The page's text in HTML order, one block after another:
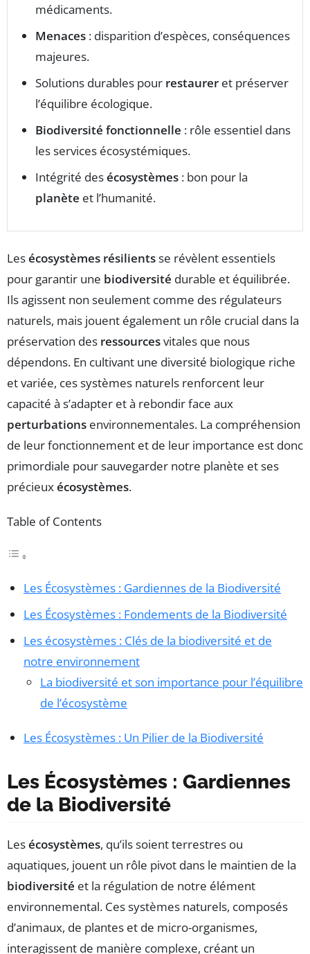
médicaments.
Menaces : disparition d’espèces, conséquences
majeures.
Solutions durables pour restaurer et préserver
l’équilibre écologique.
Biodiversité fonctionnelle : rôle essentiel dans
les services écosystémiques.
Intégrité desécosystèmes : bon pour la
planète et l’humanité.
Lesécosystèmes résilientsse révèlent essentiels
pour garantir une biodiversité durable et équilibrée.
Ils agissent non seulement comme des régulateurs
naturels, mais jouent également un rôle crucial dans la
préservation des ressourcesvitales que nous
dépendons. En cultivant une diversité biologique riche
et variée, ces systèmes naturels renforcent leur
capacité à s’adapter et à rebondir face aux
perturbations environnementales. La compréhension
de leur fonctionnement et de leur importance est donc
primordiale pour sauvegarder notre planète et ses
précieuxécosystèmes.
Table of Contents
Les Écosystèmes : Gardiennes de la Biodiversité
Les Écosystèmes : Fondements de la Biodiversité
Les écosystèmes : Clés de la biodiversité et de
notre environnement
La biodiversité et son importance pour l’équilibre
de l’écosystème
Les Écosystèmes : Un Pilier de la Biodiversité
Les Écosystèmes : Gardiennes
de la Biodiversité
Lesécosystèmes, qu’ils soient terrestres ou
aquatiques, jouent un rôle pivot dans le maintien de la
biodiversité et la régulation de notre élément
environnemental. Ces systèmes naturels, composés
d’animaux, de plantes et de micro-organismes,
interagissent de manière complexe, créant un